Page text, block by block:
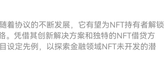
着协议的不断发展，它有望为NFT持有者解锁
。凭借其创新解决方案和独特的NFT借贷方
设定先例，以探索金融领域NFT未开发的潜